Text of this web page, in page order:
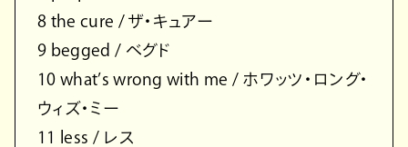
8 the cure / ザ・キュアー
9 begged / ベグド
10 what’s wrong with me / ホワッツ・ロング・
ウィズ・ミー
11 less / レス